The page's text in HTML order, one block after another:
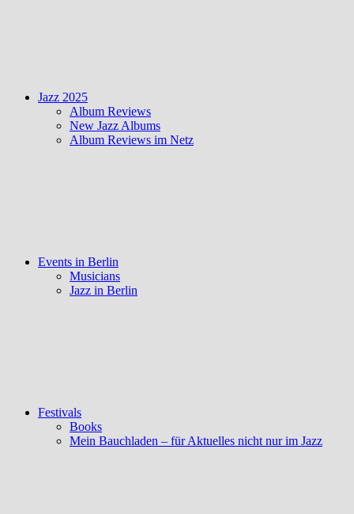
Jazz 2025
Album Reviews
New Jazz Albums
Album Reviews im Netz
Events in Berlin
Musicians
Jazz in Berlin
Festivals
Books
Mein Bauchladen – für Aktuelles nicht nur im Jazz